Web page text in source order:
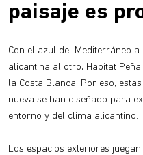
paisaje es
Con el azul del Mediterráneo
alicantina al otro, Habitat
la Costa Blanca. Por eso,
nueva se han diseñado para
entorno y del clima alicantino.
Los espacios exteriores